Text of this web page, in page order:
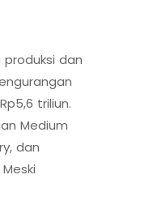
dan
triliun.
Medium
dan